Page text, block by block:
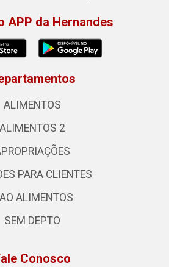
APP da Hernandes
ALIMENTOS
ALIMENTOS 2
PARA CLIENTES
ALIMENTOS
SEM DEPTO
Conosco